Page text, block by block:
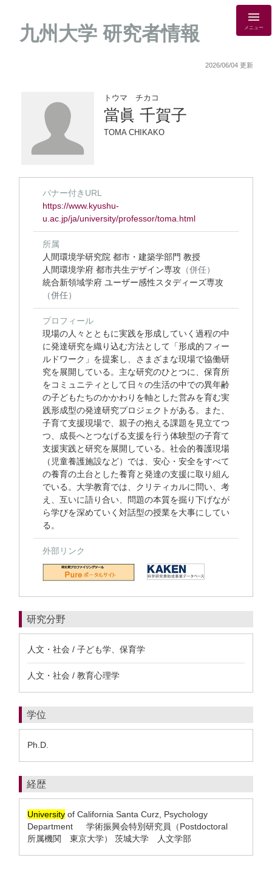
九州大学 研究者情報 メニュー
2026/06/04 更新
トウマ チカコ
當眞 千賀子
TOMA CHIKAKO
バナー付きURL
https://www.kyushu-
u.ac.jp/ja/university/professor/toma.html
所属
人間環境学研究院 都市・建築学部門 教授
人間環境学府 都市共生デザイン専攻 （併任）
統合新領域学府 ユーザー感性スタディーズ専攻
（併任）
プロフィール
現場の人々とともに実践を形成していく過程の中
に発達研究を織り込む方法として「形成的フィー
ルドワーク」を提案し、さまざまな現場で協働研
究を展開している。主な研究のひとつに、保育所
をコミュニティとして日々の生活の中での異年齢
の子どもたちのかかわりを軸とした営みを育む実
践形成型の発達研究プロジェクトがある。また、
子育て支援現場で、親子の抱える課題を見立てつ
つ、成長へとつなげる支援を行う体験型の子育て
支援実践と研究を展開している。社会的養護現場
（児童養護施設など）では、安心・安全をすべて
の養育の土台とした養育と発達の支援に取り組ん
でいる。大学教育では、クリティカルに問い、考
え、互いに語り合い、問題の本質を掘り下げなが
ら学びを深めていく対話型の授業を大事にしてい
る。
外部リンク
研究分野
人文・社会 / 子ども学、保育学
人文・社会 / 教育心理学
学位
Ph.D.
経歴
University of California Santa Curz, Psychology
Department 学術振興会特別研究員（Postdoctoral
所属機関 東京大学） 茨城大学 人文学部